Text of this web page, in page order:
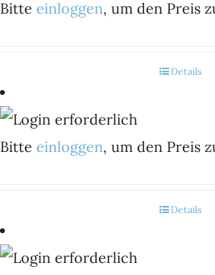
Bitte einloggen, um den Preis
Details
Bitte einloggen, um den Preis
Details